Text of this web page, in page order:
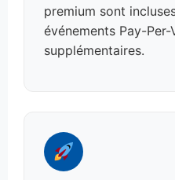
premium sont
événements Pay-
supplémentaires.